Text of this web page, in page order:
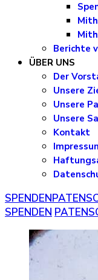
Berichte
ÜBER UNS
Der
Unsere
Unsere
Unsere
Kontakt
SPENDEN
SPENDEN